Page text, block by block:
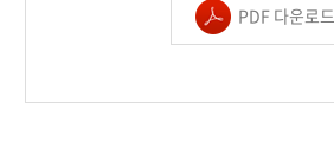
PDF 다운로드